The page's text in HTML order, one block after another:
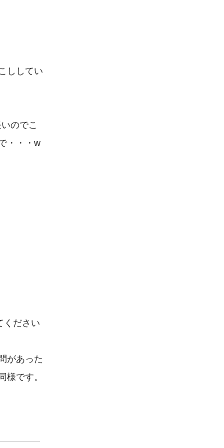
ししてい
のでこ
・・・w
ください
があった
様です。